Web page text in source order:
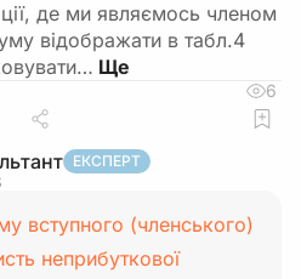
де ми являємось членом
відображати в табл.4
6
ЕКСПЕРТ
вступного (членського)
неприбуткової